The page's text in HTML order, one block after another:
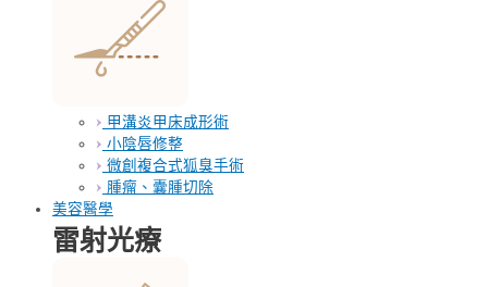
甲溝炎甲床成形術
小陰唇修整
微創複合式狐臭手術
腫瘤、囊腫切除
美容醫學
雷射光療